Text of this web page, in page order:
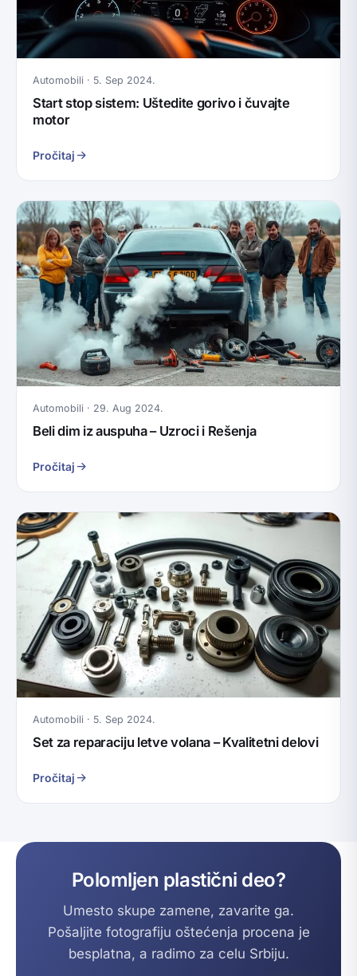
Automobili · 5. Sep 2024.
Start stop sistem: Uštedite gorivo i čuvajte
motor
Pročitaj
Automobili · 29. Aug 2024.
Beli dim iz auspuha – Uzroci i Rešenja
Pročitaj
Automobili · 5. Sep 2024.
Set za reparaciju letve volana – Kvalitetni delovi
Pročitaj
Polomljen plastični deo?
Umesto skupe zamene, zavarite ga.
Pošaljite fotografiju oštećenja procena je
besplatna, a radimo za celu Srbiju.